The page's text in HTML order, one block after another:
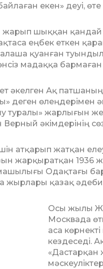
екен» деуі,
шық­қан қандай
еңбек еткен
қуанған
мадаққа бармаған
әкел­ген Ақ
деген өлеңдерімен
туралы» жарлығын
әкім­дерінің
ат­қа­рып жатқан
жарқыратқан 1936
Одақтағы
жырлары қазақ
Осы жылы
Москвада
аса
кездеседі.
«Дастарқан